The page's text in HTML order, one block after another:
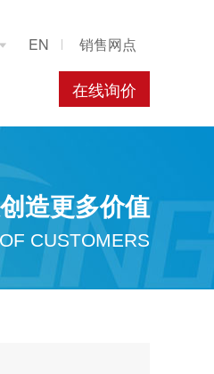
 EN 销售网点
在线询价
造更多价值
CUSTOMERS